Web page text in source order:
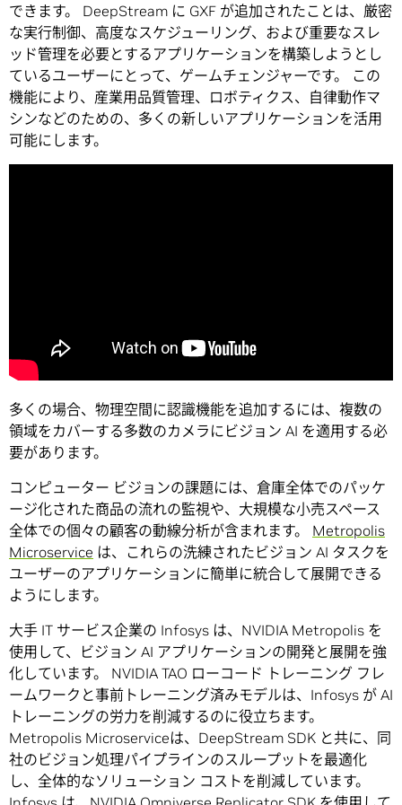
できます。 DeepStream に GXF が追加されたことは、厳密
な実行制御、高度なスケジューリング、および重要なスレ
ッド管理を必要とするアプリケーションを構築しようとし
ているユーザーにとって、ゲームチェンジャーです。 この
機能により、産業用品質管理、ロボティクス、自律動作マ
シンなどのための、多くの新しいアプリケーションを活用
可能にします。
多くの場合、物理空間に認識機能を追加するには、複数の
領域をカバーする多数のカメラにビジョン AI を適用する必
要があります。
コンピューター ビジョンの課題には、倉庫全体でのパッケ
ージ化された商品の流れの監視や、大規模な小売スペース
全体での個々の顧客の動線分析が含まれます。 Metropolis
Microservice は、これらの洗練されたビジョン AI タスクを
ユーザーのアプリケーションに簡単に統合して展開できる
ようにします。
大手 IT サービス企業の Infosys は、NVIDIA Metropolis を
使用して、ビジョン AI アプリケーションの開発と展開を強
化しています。 NVIDIA TAO ローコード トレーニング フレ
ームワークと事前トレーニング済みモデルは、Infosys が AI
トレーニングの労力を削減するのに役立ちます。
Metropolis Microserviceは、DeepStream SDK と共に、同
社のビジョン処理パイプラインのスループットを最適化
し、全体的なソリューション コストを削減しています。